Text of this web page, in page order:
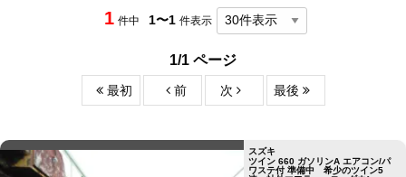
1 件中 1〜1 件表示
1/1 ページ
最初 前 次 最後
スズキ
ツイン 660 ガソリンA エアコン/パ
ワステ付 準備中 希少のツイン5